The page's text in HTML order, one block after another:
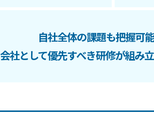
自社全体の課題も把握可能
会社として優先すべき研修が組み